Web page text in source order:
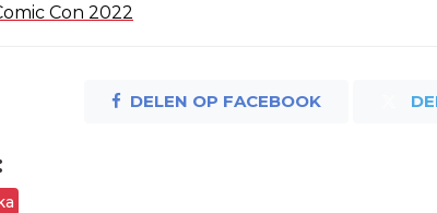
Con 2022
DELEN OP FACEBOOK